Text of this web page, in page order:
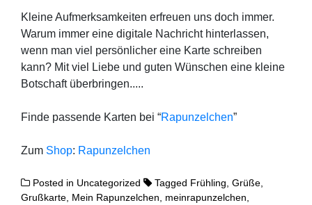
Klei­ne Auf­merk­sam­kei­ten erfreu­en uns doch immer.
War­um immer eine digi­ta­le Nach­richt hin­ter­las­sen,
wenn man viel per­sön­li­cher eine Kar­te schrei­ben
kann? Mit viel Lie­be und guten Wün­schen eine klei­ne
Bot­schaft überbringen.....
Fin­de pas­sen­de Kar­ten bei “Rapun­zel­chen”
Zum Shop: Rapun­zel­chen
Posted in Uncategorized Tagged Frühling ,Grüße
Grußkarte Mein Rapunzelchen meinrapunzelchen